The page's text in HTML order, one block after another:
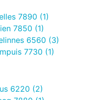
7890 (1)
7850 (1)
6560 (3)
7730 (1)
6220 (2)